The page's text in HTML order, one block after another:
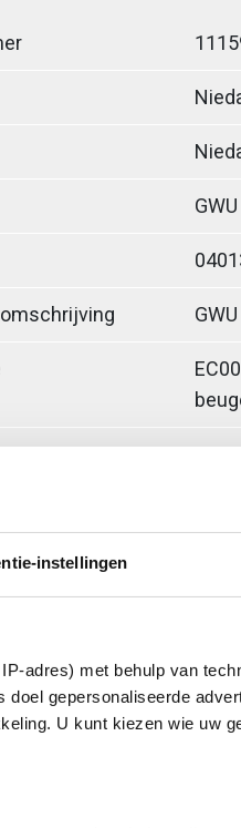
instellingen
adres) met behulp van
gepersonaliseerde
U kunt kiezen wie uw
GWU